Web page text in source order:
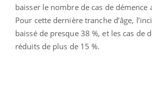
baisser le nombre de cas de démence
Pour cette dernière tranche d’âge,
baissé de presque 38 %, et les cas de
réduits de plus de 15 %.